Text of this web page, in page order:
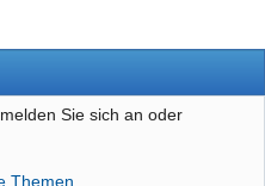
Sie sich an oder
Themen